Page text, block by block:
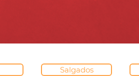
Salgados